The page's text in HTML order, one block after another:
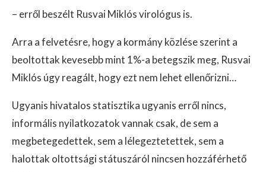
– erről beszélt Rusvai Miklós virológus is.
Arra a felvetésre, hogy a kormány közlése szerint a
beoltottak kevesebb mint 1%-a betegszik meg, Rusvai
Miklós úgy reagált, hogy ezt nem lehet ellenőrizni…
Ugyanis hivatalos statisztika ugyanis erről nincs,
informális nyilatkozatok vannak csak, de sem a
megbetegedettek, sem a lélegeztetettek, sem a
halottak oltottsági státuszáról nincsen hozzáférhető